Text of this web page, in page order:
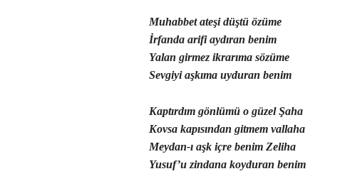
Muhabbet ateşi düştü özüme
İrfanda arifi aydıran benim
Yalan girmez ikrarıma sözüme
Sevgiyi aşkıma uyduran benim
Kaptırdım gönlümü o güzel Şaha
Kovsa kapısından gitmem vallaha
Meydan-ı aşk içre benim Zeliha
Yusuf’u zindana koyduran benim